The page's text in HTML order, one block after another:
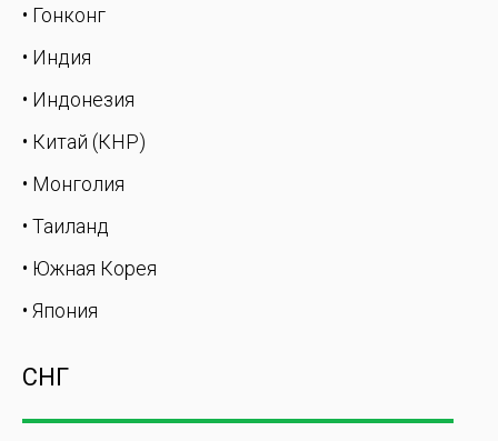
• Гонконг
• Индия
• Индонезия
• Китай (КНР)
• Монголия
• Таиланд
• Южная Корея
• Япония
СНГ